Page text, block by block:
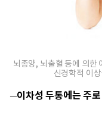
뇌종양, 뇌출혈 등에 의한
신경학적 이
─이차성 두통에는 주